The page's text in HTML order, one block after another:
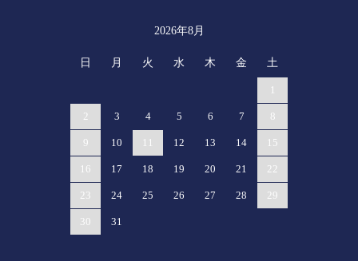
2026年8月
日 月 火 水 木 金 土
1
2 3 4 5 6 7 8
9 10 11 12 13 14 15
16 17 18 19 20 21 22
23 24 25 26 27 28 29
30 31